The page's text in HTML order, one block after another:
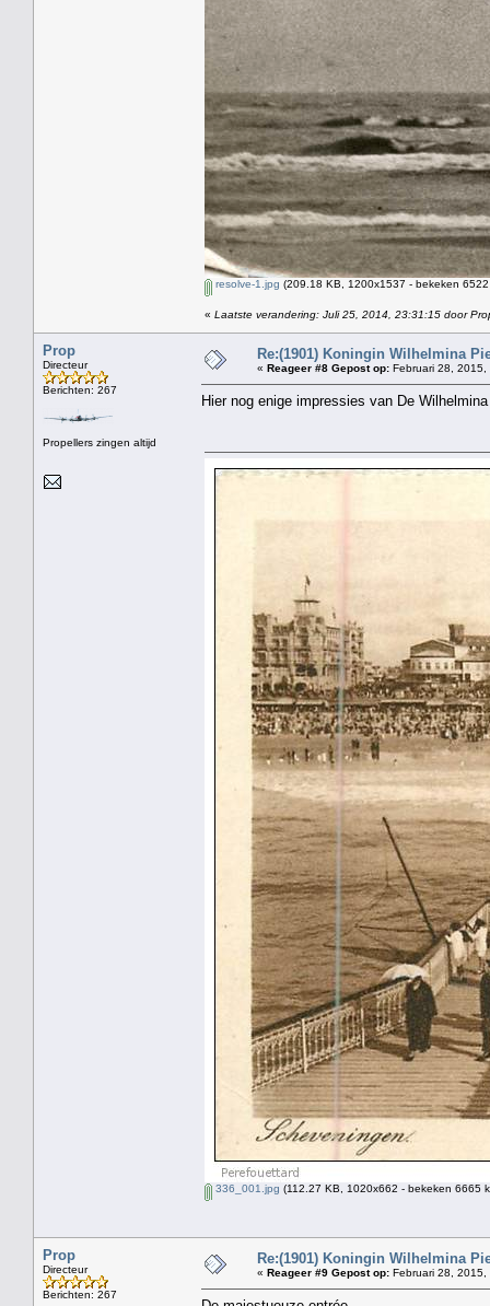
resolve-1.jpg (209.18 KB, 1200x1537 - bekeken 6522
« Laatste verandering: Juli 25, 2014, 23:31:15 door
Prop
Directeur
Berichten: 267
Propellers zingen altijd
Re:(1901) Koningin Wilhelmina
« Reageer #8 Gepost op: Februari 28,
Hier nog enige impressies van De
336_001.jpg (112.27 KB, 1020x662 - bekeken 6665
Prop
Directeur
Berichten: 267
Re:(1901) Koningin Wilhelmina
« Reageer #9 Gepost op: Februari 28,